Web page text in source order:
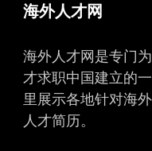
海外人才网
海外人才网是专门
才求职中国建立的
里展示各地针对海
人才简历。